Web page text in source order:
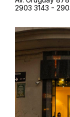
2903 3143 -